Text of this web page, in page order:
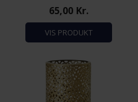
65,00 Kr.
VIS PRODUKT